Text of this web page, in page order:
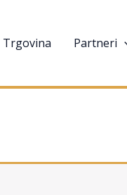
Trgovina Partneri